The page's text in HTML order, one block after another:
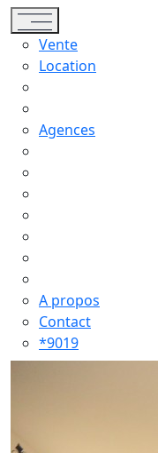
Toggle navigation
Vente
Location
Agences
A propos
Contact
*9019